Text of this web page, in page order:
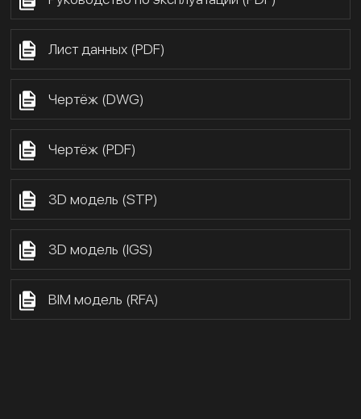
Лист данных (PDF)
Чертёж (DWG)
Чертёж (PDF)
3D модель (STP)
3D модель (IGS)
BIM модель (RFA)